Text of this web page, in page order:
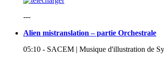
---
Alien mistranslation – partie Orchestrale
05:10 - SACEM | Musique d'illustration de